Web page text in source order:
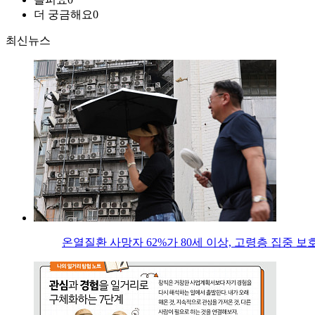
더 궁금해요0
최신뉴스
온열질환 사망자 62%가 80세 이상, 고령층 집중 보